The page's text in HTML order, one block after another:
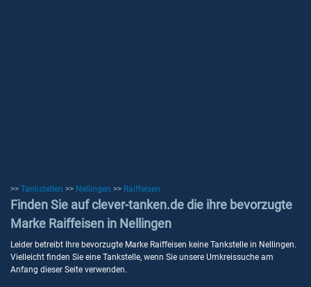
>> Tankstellen >> Nellingen >> Raiffeisen
Finden Sie auf clever-tanken.de die ihre bevorzugte
Marke Raiffeisen in Nellingen
Leider betreibt Ihre bevorzugte Marke Raiffeisen keine Tankstelle in Nellingen.
Vielleicht finden Sie eine Tankstelle, wenn Sie unsere Umkreissuche am
Anfang dieser Seite verwenden.